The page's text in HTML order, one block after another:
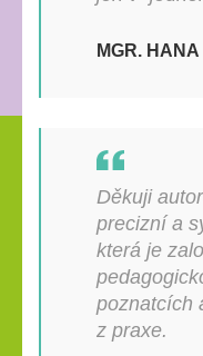
MGR.
Děkuji
precizní a
která je
poznatcích
z praxe.